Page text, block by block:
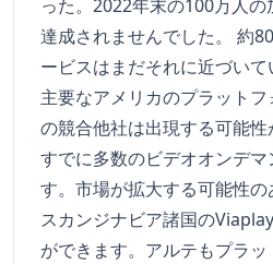
った。2022年末の100万人
達成されませんでした。 約
ービスはまだそれに近づいて
主要なアメリカのプラット
の競合他社は出現する可能性
すでに多数のビデオオンデ
す。市場が拡大する可能性
スカンジナビア諸国の
ができます。アルテもプラ